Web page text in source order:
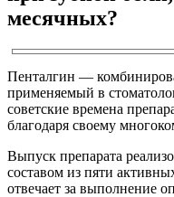
месячных?
Пенталгин —
применяемый в
советские времена
благодаря своему
Выпуск препарата
составом из пяти
отвечает за выполнение